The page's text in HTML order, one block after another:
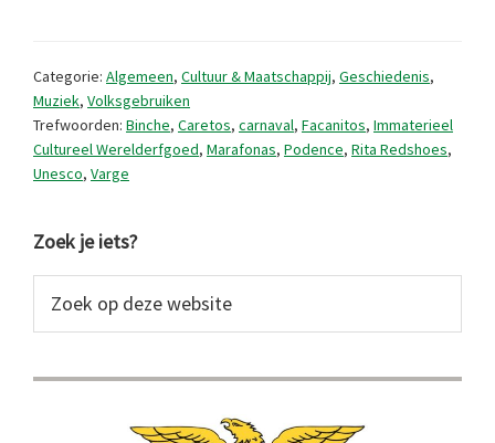
Portugal
Categorie: Algemeen, Cultuur & Maatschappij, Geschiedenis,
Muziek, Volksgebruiken
Trefwoorden: Binche, Caretos, carnaval, Facanitos, Immaterieel
Cultureel Werelderfgoed, Marafonas, Podence, Rita Redshoes,
Unesco, Varge
Primaire
Sidebar
Zoek je iets?
op
website